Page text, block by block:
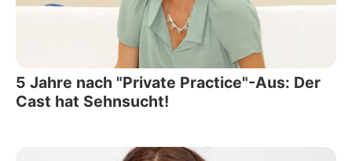
5 Jahre nach "Private Practice"-Aus: Der
Cast hat Sehnsucht!